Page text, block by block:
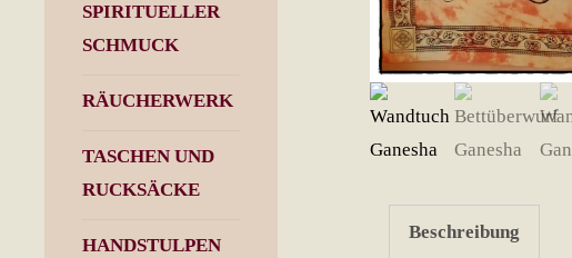
Beschreibung
SPIRITUELLER
SCHMUCK
RÄUCHERWERK
TASCHEN UND
RUCKSÄCKE
HANDSTULPEN